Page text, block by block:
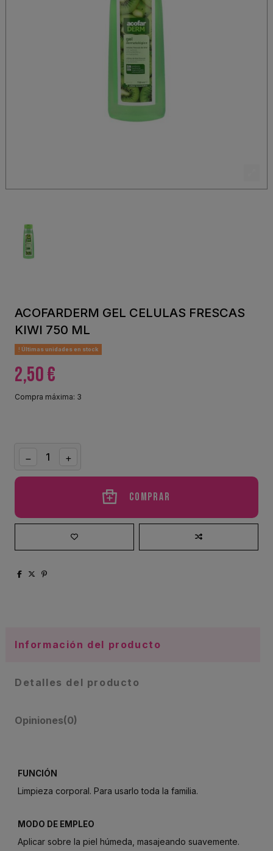
ACOFARDERM GEL CELULAS FRESCAS
KIWI 750 ML
Últimas unidades en stock
2,50 €
Compra máxima: 3
Comprar
Información del producto
Detalles del producto
Opiniones(0)
FUNCIÓN
Limpieza corporal. Para usarlo toda la familia.
MODO DE EMPLEO
Aplicar sobre la piel húmeda, masajeando suavemente.